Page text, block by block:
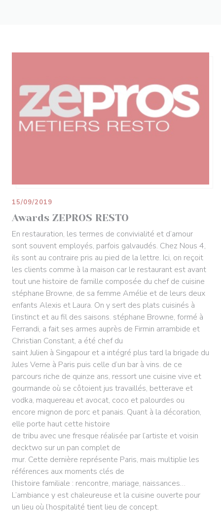
Awards ZEPROS RESTO
15/09/2019
En restauration, les termes de convivialité et d’amour
sont souvent employés, parfois galvaudés. Chez Nous 4,
ils sont au contraire pris au pied de la lettre. Ici, on reçoit
les clients comme à la maison car le restaurant est avant
tout une histoire de famille composée du chef de cuisine
stéphane Browne, de sa femme Amélie et de leurs deux
enfants Alexis et Laura. On y sert des plats cuisinés à
l’instinct et au fil des saisons. stéphane Browne, formé à
Ferrandi, a fait ses armes auprès de Firmin arrambide et
Christian Constant, a été chef du
saint Julien à Singapour et a intégré plus tard la brigade du
Jules Verne à Paris puis celle d’un bar à vins. de ce
parcours riche de quinze ans, ressort une cuisine vive et
gourmande où se côtoient jus travaillés, betterave et
vodka, maquereau et avocat, coco et palourdes ou
encore mignon de porc et panais. Quant à la décoration,
elle porte haut cette histoire
de tribu avec une fresque réalisée par l’artiste et voisin
decktwo sur un pan complet de
mur. Cette dernière représente Paris, mais multiplie les
références aux moments clés de
l’histoire familiale : rencontre, mariage, naissances…
L’ambiance y est chaleureuse et la cuisine ouverte pour
un lieu où l’hospitalité tient lieu de concept.